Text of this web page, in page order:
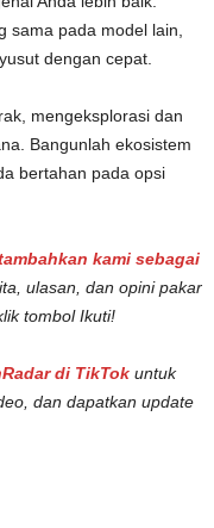
sama pada model lain,
dengan cepat.
mengeksplorasi dan
Bangunlah ekosistem
bertahan pada opsi
kami sebagai
ulasan, dan opini pakar
tombol Ikuti!
di TikTok untuk
dan dapatkan update